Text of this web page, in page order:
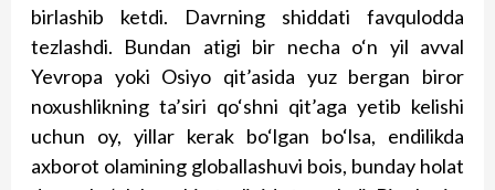
birlashib ketdi. Davrning shiddati favqulodda
tezlashdi. Bundan atigi bir necha o‘n yil avval
Yevropa yoki Osiyo qit’asida yuz bergan biror
noxushlikning ta’siri qo‘shni qit’aga yetib kelishi
uchun oy, yillar kerak bo‘lgan bo‘lsa, endilikda
axborot olamining globallashuvi bois, bunday holat